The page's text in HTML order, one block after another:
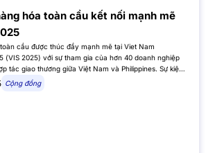
hóa toàn cầu kết nối mạnh mẽ
cầu được thúc đẩy mạnh mẽ tại Viet Nam
(VIS 2025) với sự tham gia của hơn 40 doanh nghiệp
tác giao thương giữa Việt Nam và Philippines. Sự kiện
Cộng đồng